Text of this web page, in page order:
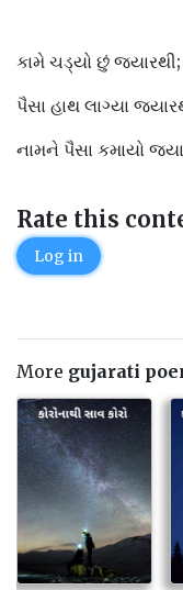
કામે ચડ્યો છું
પૈસા હાથ લાગ્યા
નામને પૈસા કમાયો
Rate this
Log in
More gujarati